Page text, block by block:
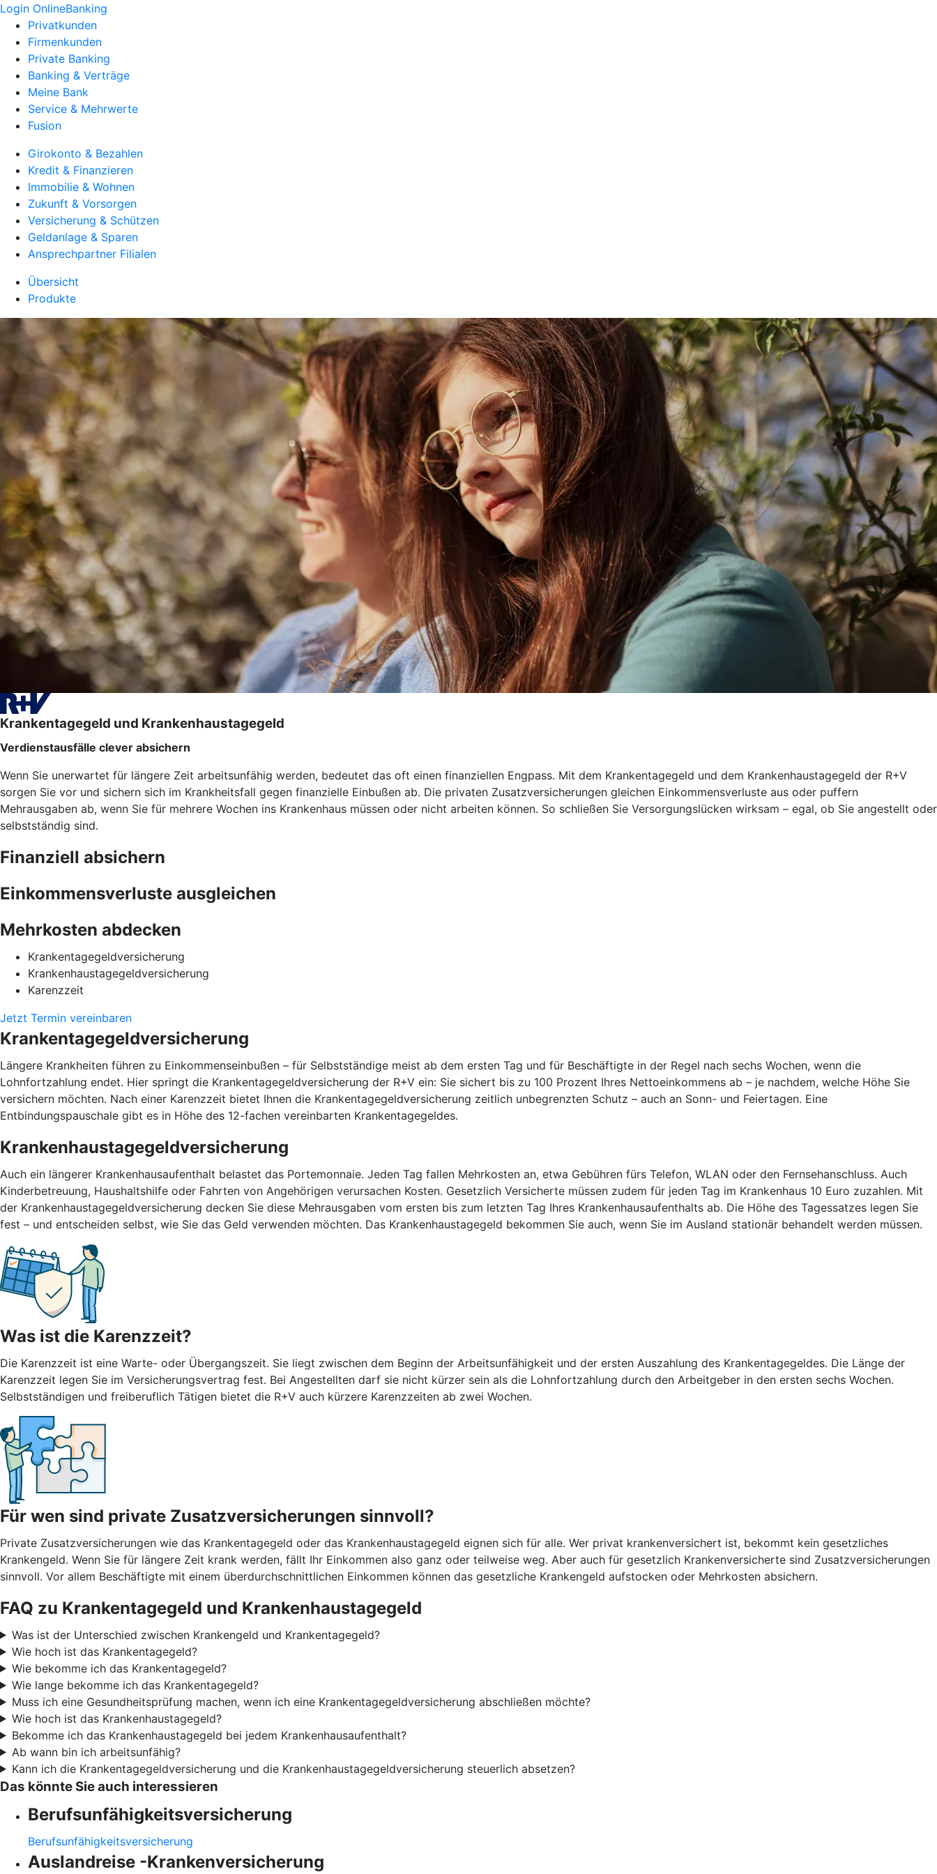
Login OnlineBanking
Privatkunden
Firmenkunden
Private Banking
Banking & Verträge
Meine Bank
Service & Mehrwerte
Fusion
Girokonto & Bezahlen
Kredit & Finanzieren
Immobilie & Wohnen
Zukunft & Vorsorgen
Versicherung & Schützen
Geldanlage & Sparen
Ansprechpartner Filialen
Übersicht
Produkte
Krankentagegeld und Krankenhaustagegeld
Verdienstausfälle clever absichern
Wenn Sie unerwartet für längere Zeit arbeitsunfähig werden, bedeutet das oft einen finanziellen Engpass. Mit dem Krankentagegeld und dem Krankenhaustagegeld der R+V
sorgen Sie vor und sichern sich im Krankheitsfall gegen finanzielle Einbußen ab. Die privaten Zusatzversicherungen gleichen Einkommensverluste aus oder puffern
Mehrausgaben ab, wenn Sie für mehrere Wochen ins Krankenhaus müssen oder nicht arbeiten können. So schließen Sie Versorgungslücken wirksam – egal, ob Sie angestellt oder
selbstständig sind.
Finanziell absichern
Einkommensverluste ausgleichen
Mehrkosten abdecken
Krankentagegeldversicherung
Krankenhaustagegeldversicherung
Karenzzeit
Jetzt Termin vereinbaren
Krankentagegeldversicherung
Längere Krankheiten führen zu Einkommenseinbußen – für Selbstständige meist ab dem ersten Tag und für Beschäftigte in der Regel nach sechs Wochen, wenn die
Lohnfortzahlung endet. Hier springt die Krankentagegeldversicherung der R+V ein: Sie sichert bis zu 100 Prozent Ihres Nettoeinkommens ab – je nachdem, welche Höhe Sie
versichern möchten. Nach einer Karenzzeit bietet Ihnen die Krankentagegeldversicherung zeitlich unbegrenzten Schutz – auch an Sonn- und Feiertagen. Eine
Entbindungspauschale gibt es in Höhe des 12-fachen vereinbarten Krankentagegeldes.
Krankenhaustagegeldversicherung
Auch ein längerer Krankenhausaufenthalt belastet das Portemonnaie. Jeden Tag fallen Mehrkosten an, etwa Gebühren fürs Telefon, WLAN oder den Fernsehanschluss. Auch
Kinderbetreuung, Haushaltshilfe oder Fahrten von Angehörigen verursachen Kosten. Gesetzlich Versicherte müssen zudem für jeden Tag im Krankenhaus 10 Euro zuzahlen. Mit
der Krankenhaustagegeldversicherung decken Sie diese Mehrausgaben vom ersten bis zum letzten Tag Ihres Krankenhausaufenthalts ab. Die Höhe des Tagessatzes legen Sie
fest – und entscheiden selbst, wie Sie das Geld verwenden möchten. Das Krankenhaustagegeld bekommen Sie auch, wenn Sie im Ausland stationär behandelt werden müssen.
Was ist die Karenzzeit?
Die Karenzzeit ist eine Warte- oder Übergangszeit. Sie liegt zwischen dem Beginn der Arbeitsunfähigkeit und der ersten Auszahlung des Krankentagegeldes. Die Länge der
Karenzzeit legen Sie im Versicherungsvertrag fest. Bei Angestellten darf sie nicht kürzer sein als die Lohnfortzahlung durch den Arbeitgeber in den ersten sechs Wochen.
Selbstständigen und freiberuflich Tätigen bietet die R+V auch kürzere Karenzzeiten ab zwei Wochen.
Für wen sind private Zusatzversicherungen sinnvoll?
Private Zusatzversicherungen wie das Krankentagegeld oder das Krankenhaustagegeld eignen sich für alle. Wer privat krankenversichert ist, bekommt kein gesetzliches
Krankengeld. Wenn Sie für längere Zeit krank werden, fällt Ihr Einkommen also ganz oder teilweise weg. Aber auch für gesetzlich Krankenversicherte sind Zusatzversicherungen
sinnvoll. Vor allem Beschäftigte mit einem überdurchschnittlichen Einkommen können das gesetzliche Krankengeld aufstocken oder Mehrkosten absichern.
FAQ zu Krankentagegeld und Krankenhaustagegeld
Was ist der Unterschied zwischen Krankengeld und Krankentagegeld?
Wie hoch ist das Krankentagegeld?
Wie bekomme ich das Krankentagegeld?
Wie lange bekomme ich das Krankentagegeld?
Muss ich eine Gesundheitsprüfung machen, wenn ich eine Krankentagegeldversicherung abschließen möchte?
Wie hoch ist das Krankenhaustagegeld?
Bekomme ich das Krankenhaustagegeld bei jedem Krankenhausaufenthalt?
Ab wann bin ich arbeitsunfähig?
Kann ich die Krankentagegeldversicherung und die Krankenhaustagegeldversicherung steuerlich absetzen?
Das könnte Sie auch interessieren
Berufsunfähigkeitsversicherung
Berufsunfähigkeitsversicherung
Auslandreise -Krankenversicherung